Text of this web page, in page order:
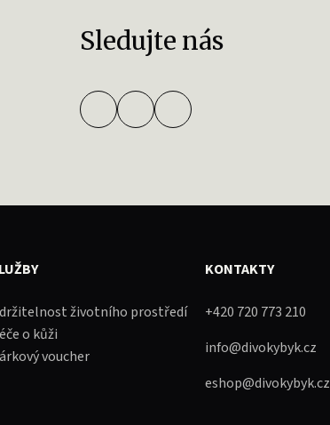
Sledujte nás
životního prostředí
o kůži
voucher
KONTAKTY
+420 720 773 210
info@divokybyk.cz
eshop@divokybyk.cz